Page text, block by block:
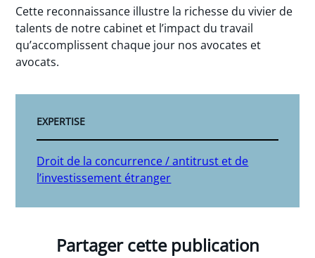
Cette reconnaissance illustre la richesse du vivier de
talents de notre cabinet et l’impact du travail
qu’accomplissent chaque jour nos avocates et
avocats.
EXPERTISE
Droit de la concurrence / antitrust et de
l’investissement étranger
Partager cette publication